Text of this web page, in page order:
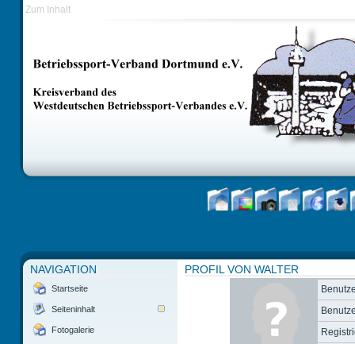
Zum Inhalt
NAVIGATION
Startseite
Seiteninhalt
Fotogalerie
PROFIL VON WALTER